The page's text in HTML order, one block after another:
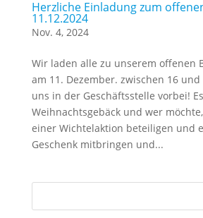
Herzliche Einladung zum
11.12.2024
Nov. 4, 2024
Wir laden alle zu unserem offenen
am 11. Dezember. zwischen 16
uns in der Geschäftsstelle vorbei!
Weihnachtsgebäck und wer
einer Wichtelaktion beteiligen und
Geschenk mitbringen und...